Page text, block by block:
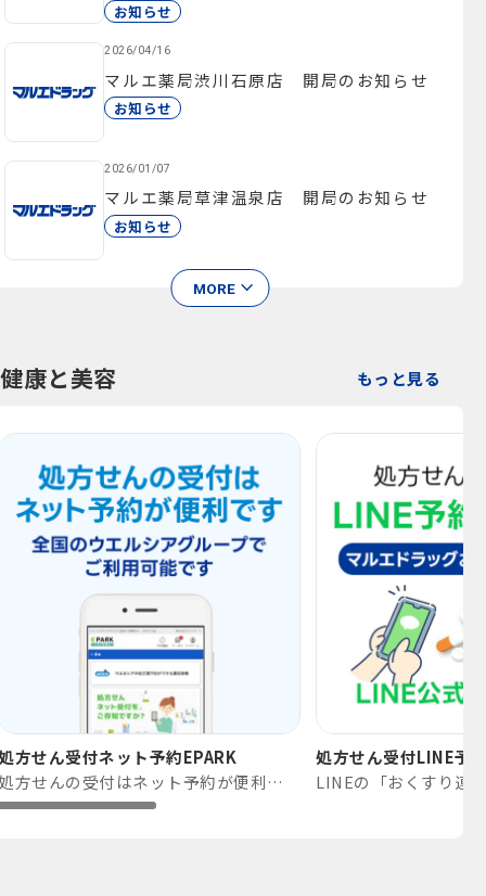
お知らせ
2026/04/16
マルエ薬局渋川石原店 開局のお知らせ
お知らせ
2026/01/07
マルエ薬局草津温泉店 開局のお知らせ
お知らせ
MORE
健康と美容 もっと見る
方せん受付ネット予約EPARK
処方せんの受付はネット予約が便利です。
処方せん受付LINE予